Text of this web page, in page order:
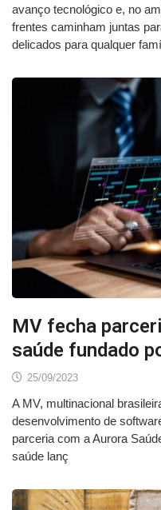
avanço tecnológico e, no
frentes caminham juntas
delicados para qualquer
MV fecha
saúde fundado
25/09/2023
A MV, multinacional
desenvolvimento de
parceria com a Aurora
saúde lanç